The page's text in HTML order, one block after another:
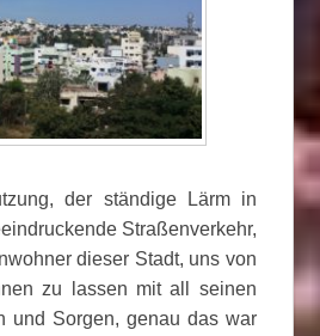
der ständige Lärm in
Straßenverkehr,
dieser Stadt, uns von
zu lassen mit all seinen
und Sorgen, genau das war